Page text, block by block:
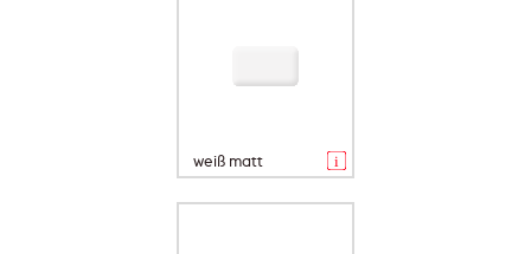
weiß matt